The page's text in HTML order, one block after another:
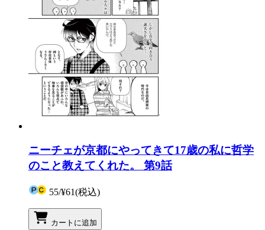
ニーチェが京都にやってきて17歳の私に哲学
のこと教えてくれた。 第9話
55/¥61(税込)
カートに追加